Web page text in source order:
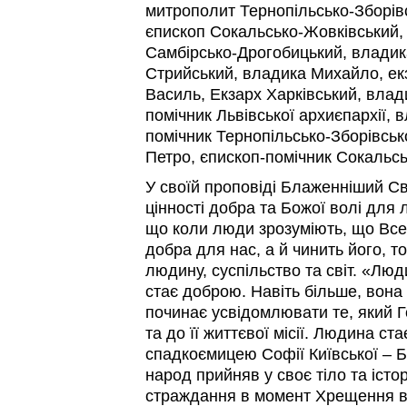
митрополит Тернопільсько-
єпископ Сокальсько-
Самбірсько-Дрогобицький,
Стрийський, владика Михайло,
Василь, Екзарх Харківський,
помічник Львівської
помічник Тернопільсько-
Петро, єпископ-помічник
У своїй проповіді Блаженніший
цінності добра та Божої волі
що коли люди зрозуміють, що
добра для нас, а й чинить його,
людину, суспільство та світ.
стає доброю. Навіть більше,
починає усвідомлювати те, який
та до її життєвої місії. Людина
спадкоємицею Софії Київської –
народ прийняв у своє тіло та
страждання в момент Хрещення